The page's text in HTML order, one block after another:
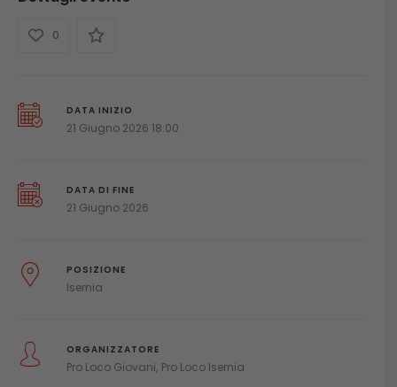
0
DATA INIZIO
21 Giugno 2026 18:00
DATA DI FINE
21 Giugno 2026
POSIZIONE
Isernia
ORGANIZZATORE
Pro Loco Giovani Pro Loco Isernia